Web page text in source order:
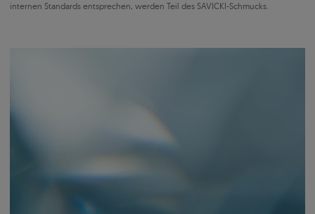
internen Standards entsprechen, werden Teil des SAVICKI-Schmucks.